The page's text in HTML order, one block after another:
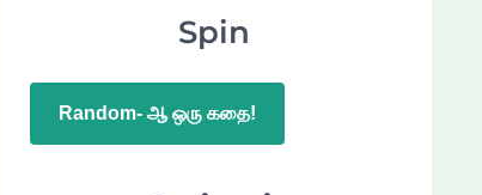
Spin
Random- ஆ ஒரு கதை!